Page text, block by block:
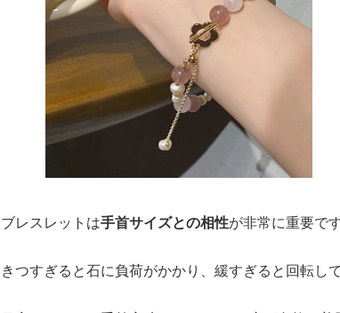
ブレスレットは手首サイズとの相性が非常に重要です
きつすぎると石に負荷がかかり、緩すぎると回転し